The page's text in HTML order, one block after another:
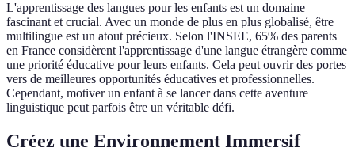
L'apprentissage des langues pour les enfants est un domaine
fascinant et crucial. Avec un monde de plus en plus globalisé, être
multilingue est un atout précieux. Selon l'INSEE, 65% des parents
en France considèrent l'apprentissage d'une langue étrangère comme
une priorité éducative pour leurs enfants. Cela peut ouvrir des portes
vers de meilleures opportunités éducatives et professionnelles.
Cependant, motiver un enfant à se lancer dans cette aventure
linguistique peut parfois être un véritable défi.
Créez une Environnement Immersif